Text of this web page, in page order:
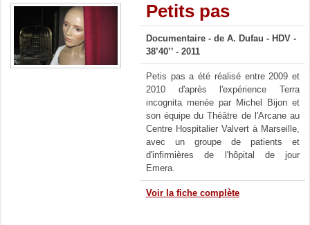
Petits pas
Documentaire - de A. Dufau - HDV -
38’40’’ - 2011
Petis pas a été réalisé entre 2009 et
2010 d'après l'expérience Terra
incognita menée par Michel Bijon et
son équipe du Théâtre de l'Arcane au
Centre Hospitalier Valvert à Marseille,
avec un groupe de patients et
d'infirmières de l'hôpital de jour
Emera.
Voir la fiche complète